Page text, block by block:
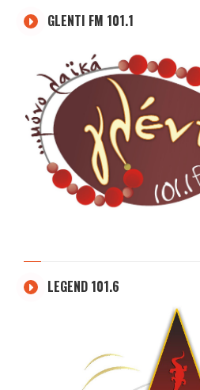
GLENTI FM 101.1
LEGEND 101.6